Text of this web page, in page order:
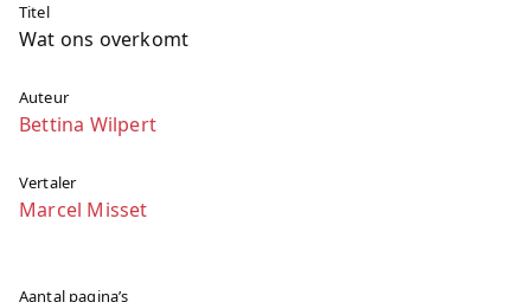
Titel
Wat ons overkomt
Auteur
Bettina Wilpert
Vertaler
Marcel Misset
Aantal pagina’s